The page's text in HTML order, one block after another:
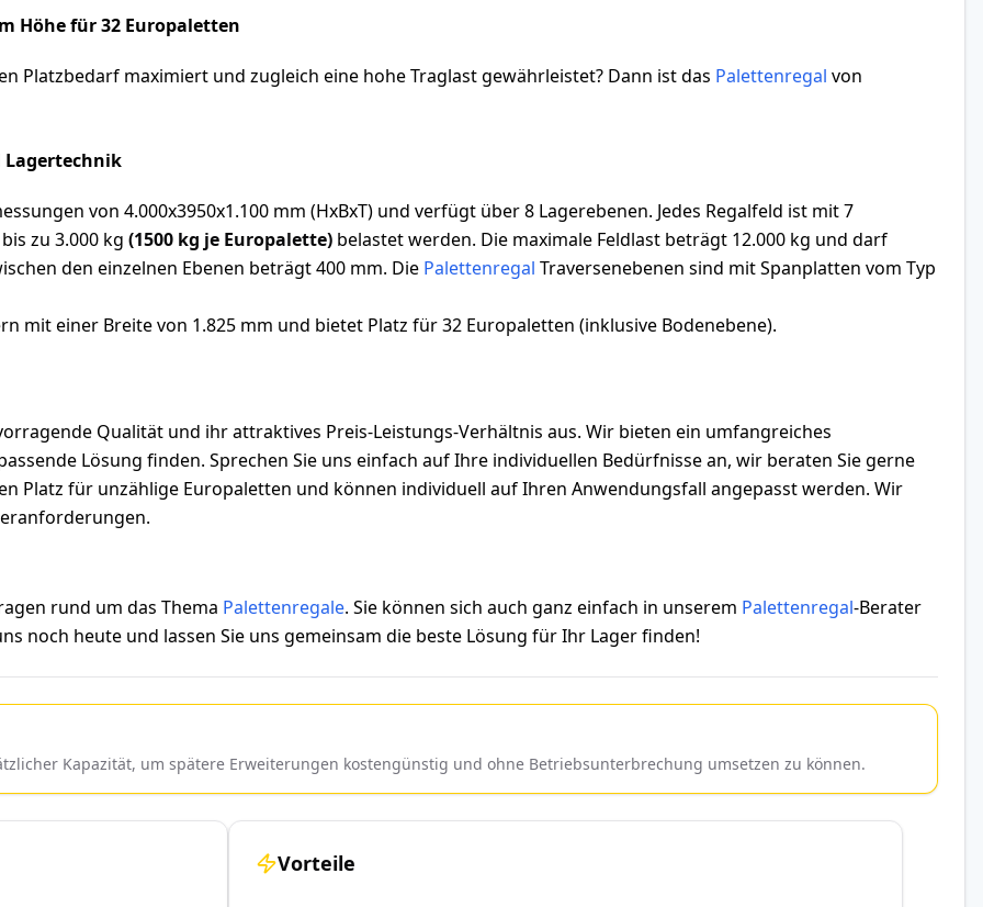
Höhe für 32 Europaletten
Platzbedarf maximiert und zugleich eine hohe Traglast gewährleistet? Dann ist das Palettenregal von
Lagertechnik
von 4.000x3950x1.100 mm (HxBxT) und verfügt über 8 Lagerebenen. Jedes Regalfeld ist mit 7
zu 3.000 kg (1500 kg je Europalette) belastet werden. Die maximale Feldlast beträgt 12.000 kg und darf
den einzelnen Ebenen beträgt 400 mm. Die Palettenregal Traversenebenen sind mit Spanplatten vom Typ
mit einer Breite von 1.825 mm und bietet Platz für 32 Europaletten (inklusive Bodenebene).
Qualität und ihr attraktives Preis-Leistungs-Verhältnis aus. Wir bieten ein umfangreiches
Lösung finden. Sprechen Sie uns einfach auf Ihre individuellen Bedürfnisse an, wir beraten Sie gerne
Platz für unzählige Europaletten und können individuell auf Ihren Anwendungsfall angepasst werden. Wir
rund um das Thema Palettenregale. Sie können sich auch ganz einfach in unserem Palettenregal-Berater
noch heute und lassen Sie uns gemeinsam die beste Lösung für Ihr Lager finden!
Kapazität, um spätere Erweiterungen kostengünstig und ohne Betriebsunterbrechung umsetzen zu können.
Vorteile